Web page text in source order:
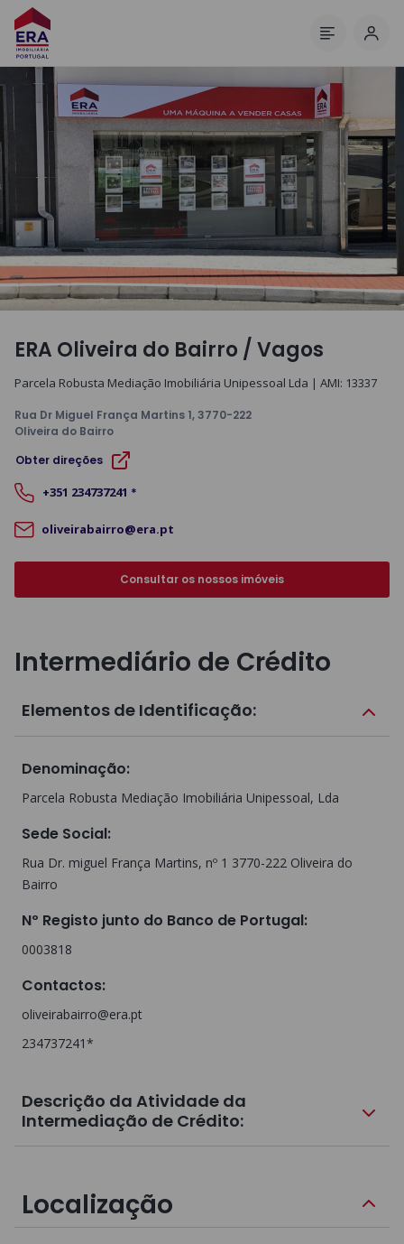
ERA Oliveira do Bairro / Vagos
Parcela Robusta Mediação Imobiliária Unipessoal Lda | AMI: 13337
Rua Dr Miguel França Martins 1, 3770-222
Oliveira do Bairro
Obter direções
+351 234737241 *
oliveirabairro@era.pt
Consultar os nossos imóveis
Intermediário de Crédito
Elementos de Identificação:
Denominação:
Parcela Robusta Mediação Imobiliária Unipessoal, Lda
Sede Social:
Rua Dr. miguel França Martins, nº 1 3770-222 Oliveira do
Bairro
Nº Registo junto do Banco de Portugal:
0003818
Contactos:
oliveirabairro@era.pt
234737241*
Descrição da Atividade da
Intermediação de Crédito:
Localização